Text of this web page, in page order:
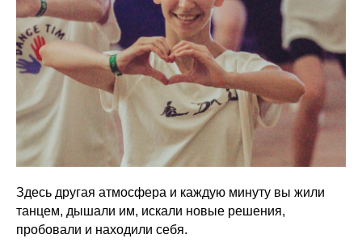
Здесь другая атмосфера и каждую минуту вы жили
танцем, дышали им, искали новые решения,
пробовали и находили себя.